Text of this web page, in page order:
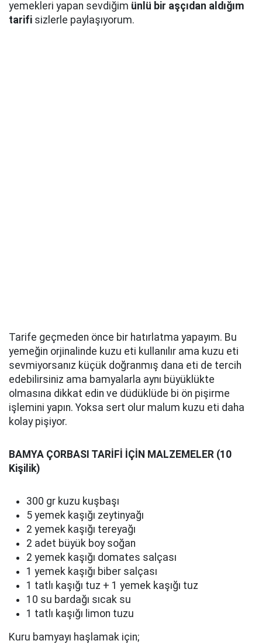
yemekleri yapan sevdiğim ünlü bir aşçıdan aldığım
tarifi sizlerle paylaşıyorum.
Tarife geçmeden önce bir hatırlatma yapayım. Bu
yemeğin orjinalinde kuzu eti kullanılır ama kuzu eti
sevmiyorsanız küçük doğranmış dana eti de tercih
edebilirsiniz ama bamyalarla aynı büyüklükte
olmasına dikkat edin ve düdüklüde bi ön pişirme
işlemini yapın. Yoksa sert olur malum kuzu eti daha
kolay pişiyor.
BAMYA ÇORBASI TARİFİ İÇİN MALZEMELER (10
Kişilik)
300 gr kuzu kuşbaşı
5 yemek kaşığı zeytinyağı
2 yemek kaşığı tereyağı
2 adet büyük boy soğan
2 yemek kaşığı domates salçası
1 yemek kaşığı biber salçası
1 tatlı kaşığı tuz + 1 yemek kaşığı tuz
10 su bardağı sıcak su
1 tatlı kaşığı limon tuzu
Kuru bamyayı haşlamak için;